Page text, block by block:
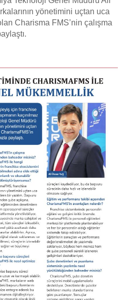
yönetimini uçtan uca
Charisma FMS’nin çalışma